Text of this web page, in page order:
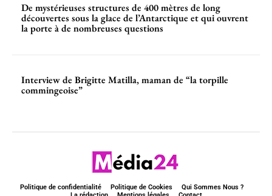
De mystérieuses structures de 400 mètres de long
découvertes sous la glace de l’Antarctique et qui ouvrent
la porte à de nombreuses questions
Interview de Brigitte Matilla, maman de “la torpille
commingeoise”
Politique de confidentialité Politique de Cookies
Qui Sommes Nous ?